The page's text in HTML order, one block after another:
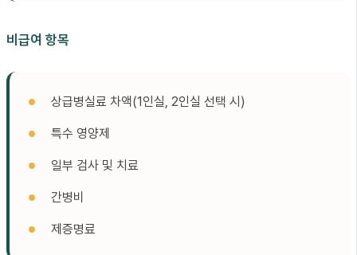
비급여 항목
상급병실료 차액(1인실, 2인실 선택 시)
특수 영양제
일부 검사 및 치료
간병비
제증명료